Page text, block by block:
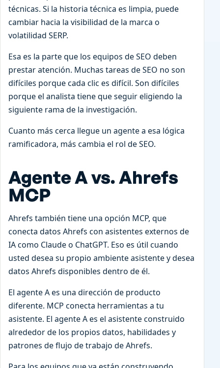
técnicas. Si la historia técnica es limpia, puede
cambiar hacia la visibilidad de la marca o
volatilidad SERP.
Esa es la parte que los equipos de SEO deben
prestar atención. Muchas tareas de SEO no son
difíciles porque cada clic es difícil. Son difíciles
porque el analista tiene que seguir eligiendo la
siguiente rama de la investigación.
Cuanto más cerca llegue un agente a esa lógica
ramificadora, más cambia el rol de SEO.
Agente A vs. Ahrefs
MCP
Ahrefs también tiene una opción MCP, que
conecta datos Ahrefs con asistentes externos de
IA como Claude o ChatGPT. Eso es útil cuando
usted desea su propio ambiente asistente y desea
datos Ahrefs disponibles dentro de él.
El agente A es una dirección de producto
diferente. MCP conecta herramientas a tu
asistente. El agente A es el asistente construido
alrededor de los propios datos, habilidades y
patrones de flujo de trabajo de Ahrefs.